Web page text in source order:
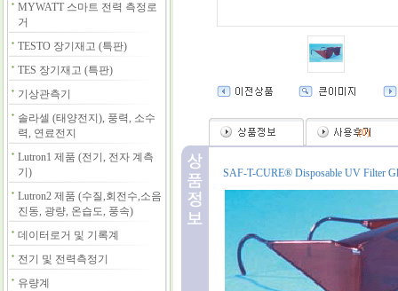
MYWATT 스마트 전력 측정로
거
TESTO 장기재고 (특판)
TES 장기재고 (특판)
기상관측기
솔라셀 (태양전지), 풍력, 소수
력, 연료전지
Lutron1 제품 (전기, 전자 계측
기)
Lutron2 제품 (수질,회전수,소음
진동, 광량, 온습도, 풍속)
데이터로거 및 기록계
전기 및 전력측정기
유량계
(0)
SAF-T-CURE® Disposable UV Filter